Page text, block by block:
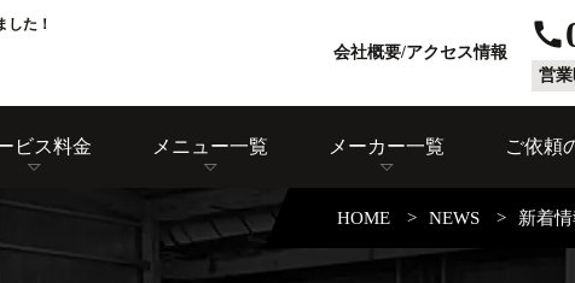
した！
会社概要/アクセス情報
営業
ビス料金 メニュー一覧 メーカー一覧 ご依頼
HOME NEWS 新着